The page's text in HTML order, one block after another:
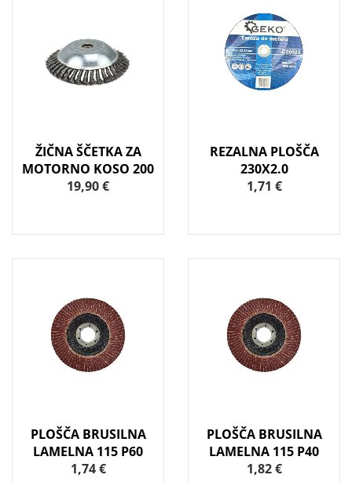
ŽIČNA ŠČETKA ZA
MOTORNO KOSO 200
19,90 €
REZALNA PLOŠČA
230X2.0
1,71 €
PLOŠČA BRUSILNA
LAMELNA 115 P60
1,74 €
PLOŠČA BRUSILNA
LAMELNA 115 P40
1,82 €